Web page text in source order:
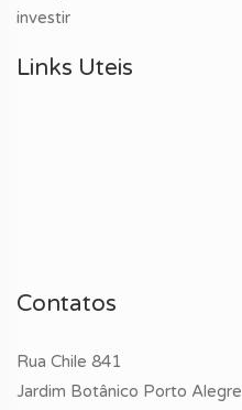
investir
Links Uteis
Contatos
Rua Chile 841
Jardim Botânico Porto Alegre